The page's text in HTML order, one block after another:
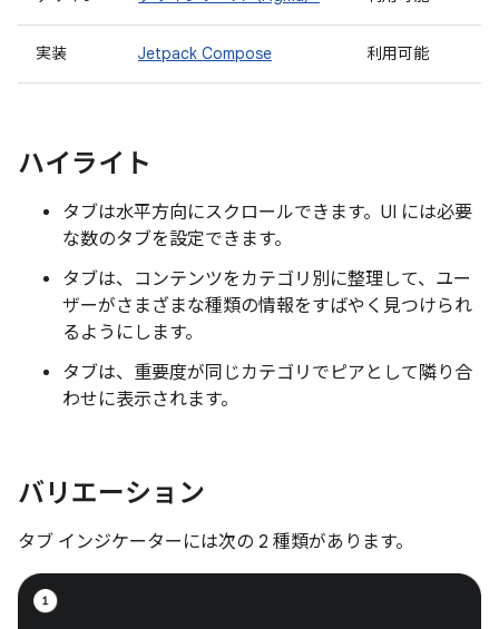
実装 Jetpack Compose 利用可能
ハイライト
タブは水平方向にスクロールできます。UI には必要
な数のタブを設定できます。
タブは、コンテンツをカテゴリ別に整理して、ユー
ザーがさまざまな種類の情報をすばやく見つけられ
るようにします。
タブは、重要度が同じカテゴリでピアとして隣り合
わせに表示されます。
バリエーション
タブ インジケーターには次の 2 種類があります。